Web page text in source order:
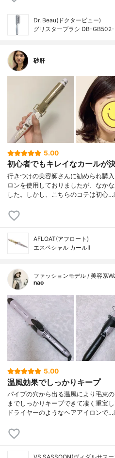
Dr. Beau(ドクタービュー)
グリスターブラシ DB-
砂肝
5.00
初心者でもキレイなカールが
行きつけの美容師さんに勧められ購
ロンを使用しておりましたが、なか
した。しかし、こちらのコテは初心…
AFLOAT(アフロート)
エスペシャル カールⅡ
ファッションモデル / 美容系
nao
5.00
温風効果でしっかりキープ
パイプの穴から出る温風により毛束
までしっかりキープできて凄く重宝
ドライヤーのようなヘアアイロンで…